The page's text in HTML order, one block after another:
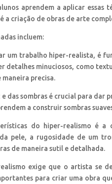
aprendem a aplicar essas
a criação de obras de arte
incluem:
um trabalho hiper-realista, é
detalhes minuciosos, como
precisa.
das sombras é crucial para
a construir sombras
do hiper-realismo é
pele, a rugosidade de um
de maneira sutil e detalhada.
exige que o artista se
para criar uma obra